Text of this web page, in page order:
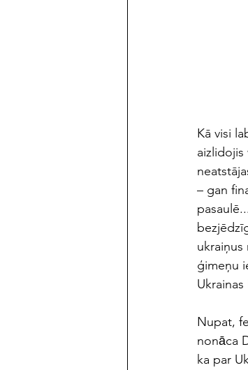
Kā visi
aizlidojis
– gan
ģimeņu
Nupat,
nonāca
ka par